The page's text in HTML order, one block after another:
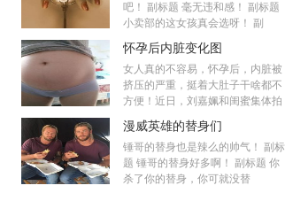
吧！ 副标题 毫无违和感！ 副标题
小卖部的这女孩真会选呀！ 副
怀孕后内脏变化图
女人真的不容易，怀孕后，内脏被
挤压的严重，挺着大肚子干啥都不
方便！近日，刘嘉姵和闺蜜集体拍
漫威英雄的替身们
锤哥的替身也是辣么的帅气！ 副标
题 锤哥的替身好多啊！ 副标题 你
杀了你的替身，你可就没替